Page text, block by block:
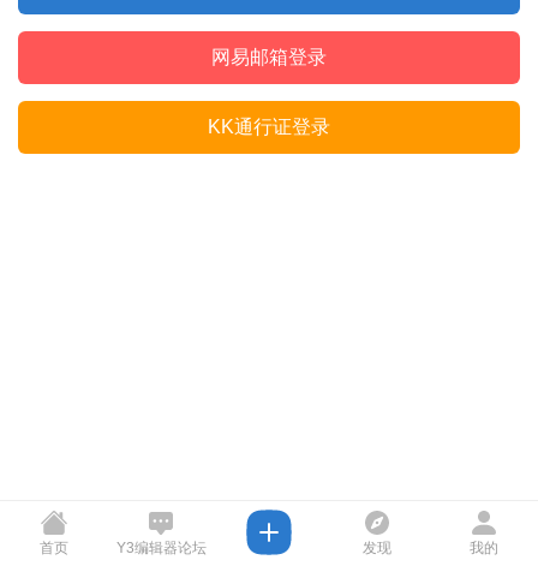
网易邮箱登录
KK通行证登录
首页 Y3编辑器论坛 发现 我的